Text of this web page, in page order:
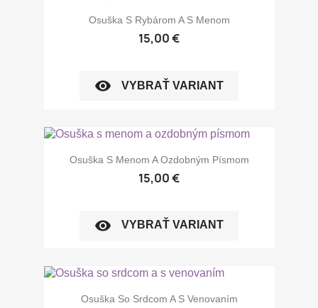
Osuška S Rybárom A S Menom
15,00 €
visibility VYBRAŤ VARIANT
Osuška S Menom A Ozdobným Písmom
15,00 €
visibility VYBRAŤ VARIANT
Osuška So Srdcom A S Venovaním